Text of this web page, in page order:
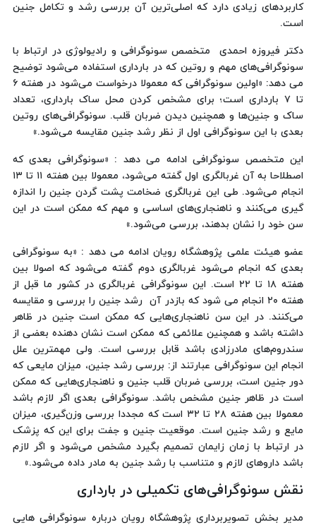
کاربردهای زیادی دارد که اصلی‌ترین آن بررسی رشد و تکامل جنین
است.
دکتر فیروزه احمدی متخصص سونوگرافی و رادیولوژی در ارتباط با
سونوگرافی‌های مهم و روتین که در بارداری استفاده می‌شود توضیح
می دهد: «اولین سونوگرافی که معمولا درخواست می‌شود در هفته ۶
تا ۷ بارداری است؛ برای مشخص کردن محل ساک بارداری، تعداد
ساک و جنین‌ها و همچنین دیدن ضربان قلب. سونوگرافی‌های روتین
بعدی با این سونوگرافی اول از نظر رشد جنین مقایسه می‌شود.»
این متخصص سونوگرافی ادامه می دهد : «سونوگرافی بعدی که
اصطلاحا به آن غربالگری اول گفته می‌شود، معمولا بین هفته ۱۱ تا ۱۳
انجام می‌شود. طی این غربالگری ضخامت پشت گردن جنین را اندازه‌
گیری می‌کنند و ناهنجاری‌های اساسی و مهم که ممکن است در این
سن خود را نشان بدهند، بررسی می‌شود.»
عضو هیئت علمی پژوهشگاه رویان ادامه می دهد : «به سونوگرافی
بعدی که انجام می‌شود غربالگری دوم گفته می‌شود که اصولا بین
هفته ۱۸ تا ۲۲ است. این سونوگرافی غربالگری در کشور ما قبل از
هفته ۲۰ انجام می شود که بازدر آن رشد جنین را بررسی و مقایسه
می‌کنند. در این سن ناهنجاری‌هایی که ممکن است جنین در ظاهر
داشته باشد و همچنین علائمی که ممکن است نشان دهنده بعضی از
سندروم‌های مادرزادی باشد قابل بررسی است. ولی مهمترین علل
انجام این سونوگرافی عبارتند از: بررسی رشد جنین، میزان مایعی که
دور جنین است، بررسی ضربان قلب جنین و ناهنجاری‌هایی که ممکن
است در ظاهر جنین مشخص باشد. سونوگرافی بعدی اگر لازم باشد
معمولا بین هفته ۲۸ تا ۳۲ است که مجددا بررسی وزن‌گیری، میزان
مایع و رشد جنین است. موقعیت جنین و جفت برای این که پزشک
در ارتباط با زمان زایمان تصمیم بگیرد مشخص می‌شود و اگر لازم
باشد داروهای لازم و متناسب با رشد جنین به مادر داده می‌شود.»
نقش سونوگرافی‌های تکمیلی در بارداری
مدیر بخش تصویربرداری پژوهشگاه رویان درباره سونوگرافی هایی